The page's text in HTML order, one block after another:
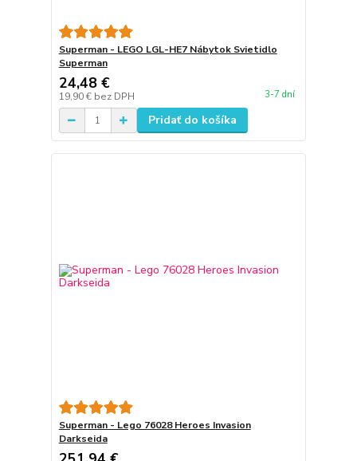
Superman - LEGO LGL-HE7 Nábytok Svietidlo
Superman
24,48 €
19,90 € bez DPH 3-7 dní
Pridať do košíka
Superman - Lego 76028 Heroes Invasion
Darkseida